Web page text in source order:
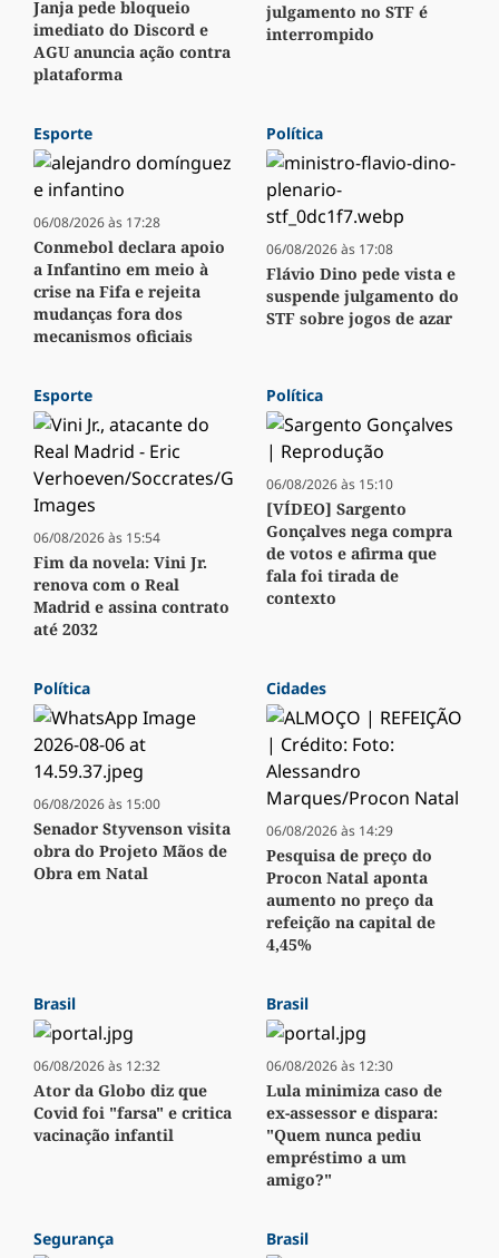
Janja pede bloqueio
imediato do Discord e
AGU anuncia ação contra
plataforma
julgamento no STF é
interrompido
Esporte
06/08/2026 às 17:28
Conmebol declara apoio
a Infantino em meio à
crise na Fifa e rejeita
mudanças fora dos
mecanismos oficiais
Política
06/08/2026 às 17:08
Flávio Dino pede vista e
suspende julgamento do
STF sobre jogos de azar
Esporte
06/08/2026 às 15:54
Fim da novela: Vini Jr.
renova com o Real
Madrid e assina contrato
até 2032
Política
06/08/2026 às 15:10
[VÍDEO] Sargento
Gonçalves nega compra
de votos e afirma que
fala foi tirada de
contexto
Política
06/08/2026 às 15:00
Senador Styvenson visita
obra do Projeto Mãos de
Obra em Natal
Cidades
06/08/2026 às 14:29
Pesquisa de preço do
Procon Natal aponta
aumento no preço da
refeição na capital de
4,45%
Brasil
06/08/2026 às 12:32
Ator da Globo diz que
Covid foi "farsa" e critica
vacinação infantil
Brasil
06/08/2026 às 12:30
Lula minimiza caso de
ex-assessor e dispara:
"Quem nunca pediu
empréstimo a um
amigo?"
Segurança Brasil